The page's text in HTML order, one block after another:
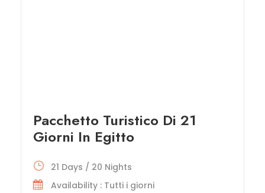
Pacchetto Turistico Di 21
Giorni In Egitto
21 Days / 20 Nights
Availability : Tutti i giorni